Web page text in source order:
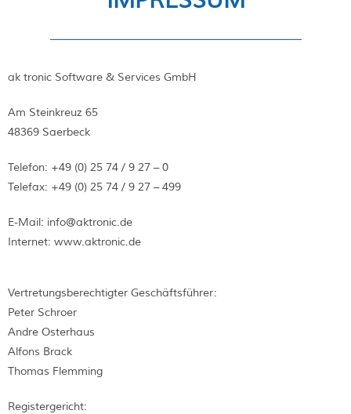
ak tronic Software & Services GmbH
Am Steinkreuz 65
48369 Saerbeck
Telefon: +49 (0) 25 74 / 9 27 – 0
Telefax: +49 (0) 25 74 / 9 27 – 499
E-Mail: info@aktronic.de
Internet: www.aktronic.de
Vertretungsberechtigter Geschäftsführer:
Peter Schroer
Andre Osterhaus
Alfons Brack
Thomas Flemming
Registergericht: